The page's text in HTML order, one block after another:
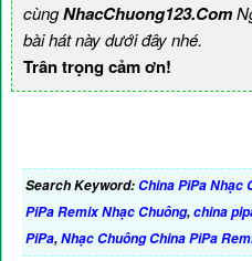
cùngNhacChuong123.Com
bài hát này dưới đây nhé.
Trân trọng cảm ơn!
Search Keyword:China PiPa Nhạc
PiPa Remix Nhạc Chuông,china
PiPa,Nhạc Chuông China PiPa